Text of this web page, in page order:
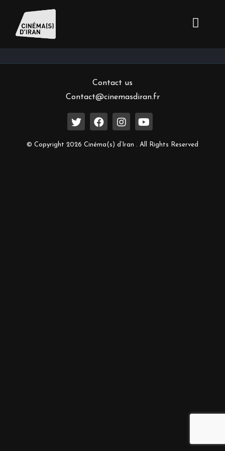
Inscrivez-vous à notre newsletter
Contact us
Contact@cinemasdiran.fr
© Copyright 2026 Cinéma(s) d’Iran . All Rights Reserved